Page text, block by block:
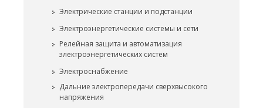
Электрические станции и подстанции
Электроэнергетические системы и сети
Релейная защита и автоматизация
электроэнергетических систем
Электроснабжение
Дальние электропередачи сверхвысокого
напряжения